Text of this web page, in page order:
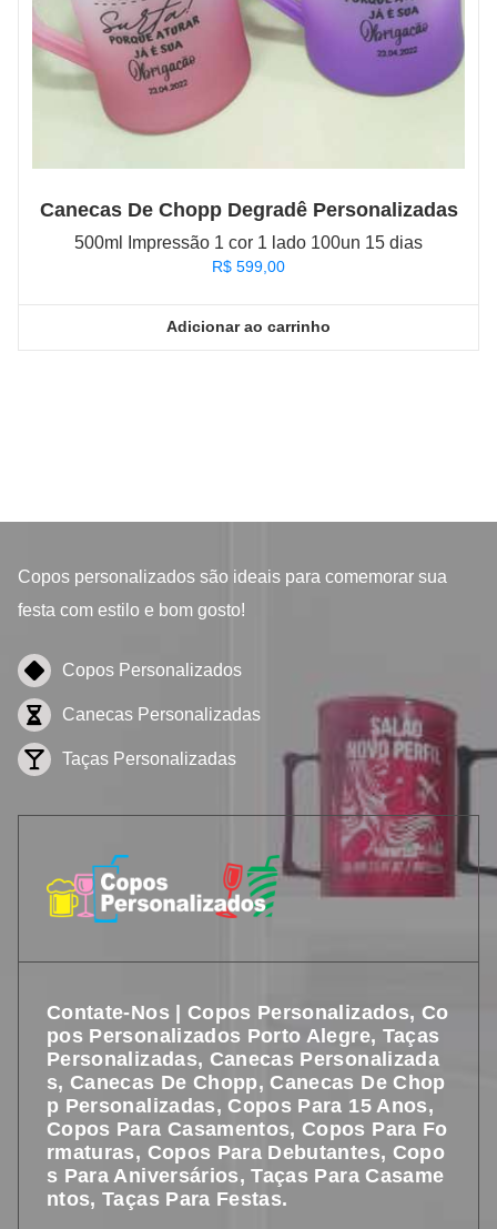
Canecas De Chopp Degradê Personalizadas
500ml Impressão 1 cor 1 lado 100un 15 dias
R$ 599,00
Adicionar ao carrinho
Copos personalizados são ideais para comemorar sua
festa com estilo e bom gosto!
Copos Personalizados
Canecas Personalizadas
Taças Personalizadas
Contate-Nos | Copos Personalizados, Co
Pos Personalizados Porto Alegre, Taças
Personalizadas, Canecas Personalizada
S, Canecas De Chopp, Canecas De Chop
P Personalizadas, Copos Para 15 Anos,
Copos Para Casamentos, Copos Para Fo
Rmaturas, Copos Para Debutantes, Copo
S Para Aniversários, Taças Para Casame
Ntos, Taças Para Festas.